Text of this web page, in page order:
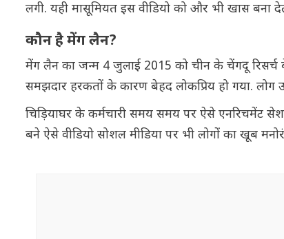
लगी. यही मासूमियत इस वीडियो को और भी खास बना
कौन है मेंग लैन?
मेंग लैन का जन्म 4 जुलाई 2015 को चीन के चेंगदू रिसर्च
समझदार हरकतों के कारण बेहद लोकप्रिय हो गया. लोग
चिड़ियाघर के कर्मचारी समय समय पर ऐसे एनरिचमेंट
बने ऐसे वीडियो सोशल मीडिया पर भी लोगों का खूब